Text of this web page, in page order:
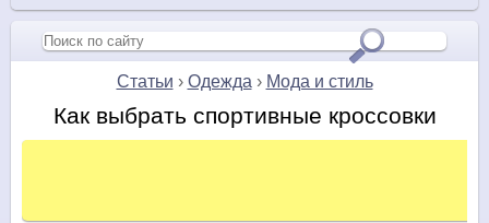
Статьи › Одежда › Мода и стиль
Как выбрать спортивные кроссовки